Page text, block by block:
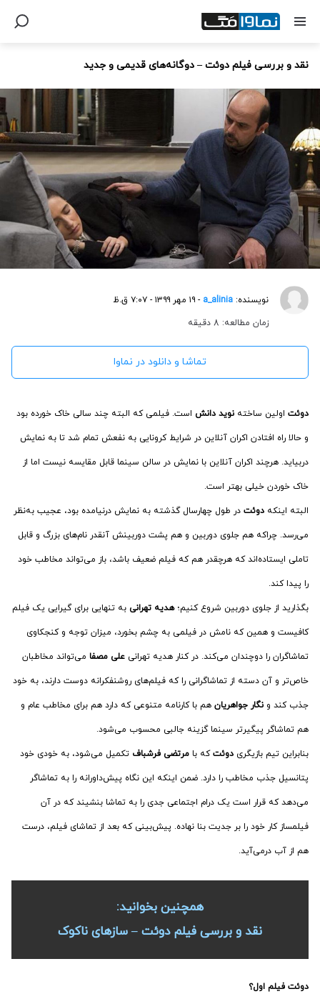
نقد و بررسی فیلم دوئت – دوگانه‌های قدیمی و جدید
نویسنده: a_alinia - ۱۹ مهر ۱۳۹۹ - ۷:۰۷ ق.ظ
زمان مطالعه: 8 دقیقه
تماشا و دانلود در نماوا
دوئت اولین ساخته نوید دانش است. فیلمی که البته چند سالی خاک خورده بود
و حالا راه افتادن اکران آنلاین در شرایط کرونایی به نفعش تمام شد تا به نمایش
دربیاید. هرچند اکران آنلاین با نمایش در سالن سینما قابل مقایسه نیست اما از
خاک خوردن خیلی بهتر است.
البته اینکه دوئت در طول چهارسال گذشته به نمایش درنیامده بود، عجیب به‌نظر
می‌رسد. چراکه هم جلوی دوربین و هم پشت دوربینش آنقدر نام‌های بزرگ و قابل
تاملی ایستاده‌اند که هرچقدر هم که فیلم ضعیف باشد، باز می‌تواند مخاطب خود
را پیدا کند.
بگذارید از جلوی دوربین شروع کنیم؛هدیه تهرانی به تنهایی برای گیرایی یک فیلم
کافیست و همین که نامش در فیلمی به چشم بخورد، میزان توجه و کنجکاوی
تماشاگران را دوچندان می‌کند. در کنار هدیه تهرانی علی مصفا می‌تواند مخاطبان
خاص‌تر و آن دسته از تماشاگرانی را که فیلم‌های روشنفکرانه دوست دارند، به خود
جذب کند و نگار جواهریان هم با کارنامه متنوعی که دارد هم برای مخاطب عام و
هم تماشاگر پیگیرتر سینما گزینه جالبی محسوب می‌شود.
بنابراین تیم بازیگری دوئتکه با مرتضی فرشباف تکمیل می‌شود، به خودی خود
پتانسیل جذب مخاطب را دارد. ضمن اینکه این نگاه پیش‌داورانه را به تماشاگر
می‌دهد که قرار است یک درام اجتماعی جدی را به تماشا بنشیند که در آن
فیلمساز کار خود را بر جدیت بنا نهاده. پیش‌بینی که بعد از تماشای فیلم، درست
هم از آب درمی‌آید.
همچنین بخوانید:
نقد و بررسی فیلم دوئت – سازهای ناکوک
دوئت فیلم اول؟